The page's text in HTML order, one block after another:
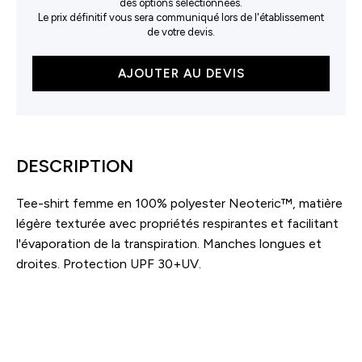
des options sélectionnées.
Le prix définitif vous sera communiqué lors de l'établissement
de votre devis.
manches
Neoteric™
AJOUTER AU DEVIS
DESCRIPTION
Tee-shirt femme en 100% polyester Neoteric™, matière
légère texturée avec propriétés respirantes et facilitant
l'évaporation de la transpiration. Manches longues et
droites. Protection UPF 30+UV.